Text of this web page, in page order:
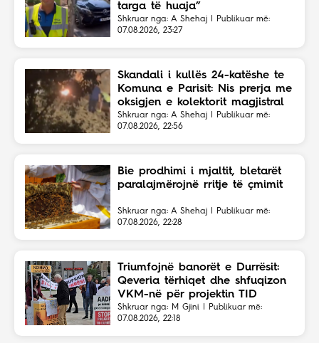
targa të huaja”
Shkruar nga: A Shehaj | Publikuar më:
07.08.2026, 23:27
Skandali i kullës 24-katëshe te
Komuna e Parisit: Nis prerja me
oksigjen e kolektorit magjistral
në fshehtësi
Shkruar nga: A Shehaj | Publikuar më:
07.08.2026, 22:56
Bie prodhimi i mjaltit, bletarët
paralajmërojnë rritje të çmimit
Shkruar nga: A Shehaj | Publikuar më:
07.08.2026, 22:28
Triumfojnë banorët e Durrësit:
Qeveria tërhiqet dhe shfuqizon
VKM-në për projektin TID
Shkruar nga: M Gjini | Publikuar më:
07.08.2026, 22:18